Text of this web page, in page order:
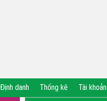
Định danh Thống kê Tài khoản